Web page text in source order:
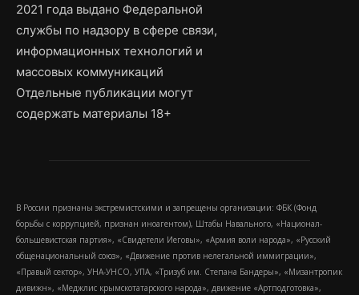
2021 года выдано Федеральной
службы по надзору в сфере связи,
информационных технологий и
массовых коммуникаций
Отдельные публикации могут
содержать материалы 18+
В России признаны экстремистскими и запрещены организации: ФБК (Фонд
борьбы с коррупцией, признан иноагентом), Штабы Навального, «Национал-
большевистская партия», «Свидетели Иеговы», «Армия воли народа», «Русский
общенациональный союз», «Движение против нелегальной иммиграции»,
«Правый сектор», УНА-УНСО, УПА, «Тризуб им. Степана Бандеры», «Мизантропик
дивижн», «Меджлис крымскотатарского народа», движение «Артподготовка»,